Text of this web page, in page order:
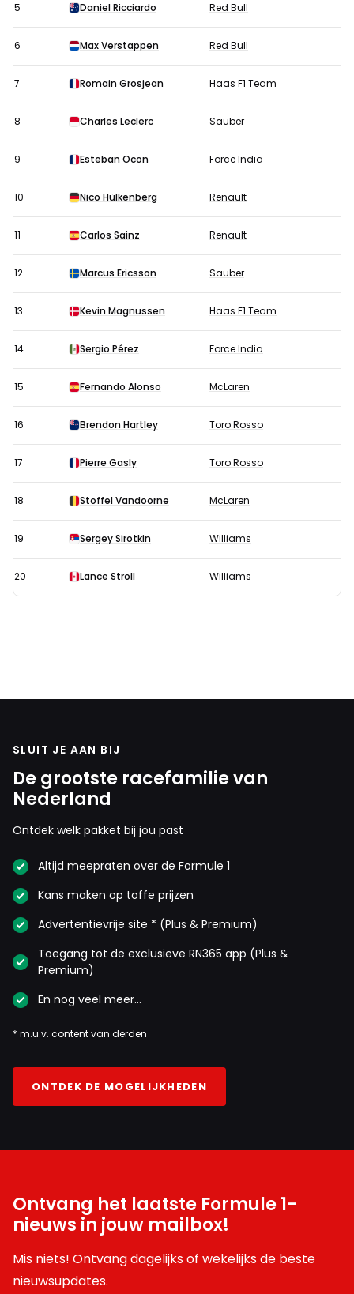
5 Daniel Ricciardo Red Bull
6 Max Verstappen Red Bull
7 Romain Grosjean Haas F1 Team
8 Charles Leclerc Sauber
9 Esteban Ocon Force India
10 Nico Hülkenberg Renault
11 Carlos Sainz Renault
12 Marcus Ericsson Sauber
13 Kevin Magnussen Haas F1 Team
14 Sergio Pérez Force India
15 Fernando Alonso McLaren
16 Brendon Hartley Toro Rosso
17 Pierre Gasly Toro Rosso
18 Stoffel Vandoorne McLaren
19 Sergey Sirotkin Williams
20 Lance Stroll Williams
SLUIT JE AAN BIJ
De grootste racefamilie van
Nederland
Ontdek welk pakket bij jou past
Altijd meepraten over de Formule 1
Kans maken op toffe prijzen
Advertentievrije site * (Plus & Premium)
Toegang tot de exclusieve RN365 app (Plus &
Premium)
En nog veel meer…
* m.u.v. content van derden
ONTDEK DE MOGELIJKHEDEN
Ontvang het laatste Formule 1-
nieuws in jouw mailbox!
Mis niets! Ontvang dagelijks of wekelijks de beste
nieuwsupdates.